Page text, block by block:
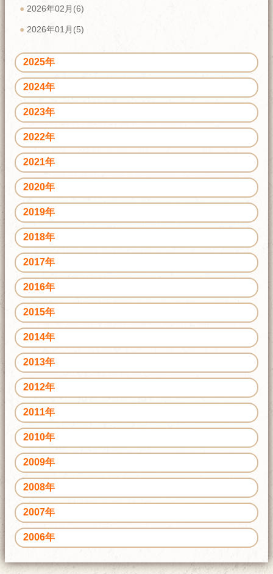
2026年02月(6)
2026年01月(5)
2025年
2024年
2023年
2022年
2021年
2020年
2019年
2018年
2017年
2016年
2015年
2014年
2013年
2012年
2011年
2010年
2009年
2008年
2007年
2006年